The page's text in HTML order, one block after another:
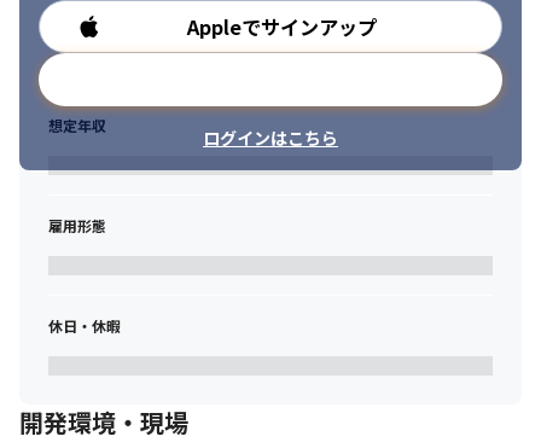
動車を提供しています（※）
・1933年12月の設立以来、「他のやらぬことを、やる」という日
産DNAのもと、高い技術力と品質の高いサービスを提供し続けて
います
■ この仕事の面白み、魅力
・今後さらに需要が高まる、システム/コンポ設計および信頼性保
証に関する業務に関われます
ます
・技術および製品としての取扱領域が広く、部品開発に終わら
ず、次世代の車両を支える電子技術およびシステムを総合的に開
・電子の視点からクルマ一台の全てに広く関われる業務であり、
自己のスキル、経験を活かし、自ら主体的に業務を進めて行くこ
・アメリカや欧州、中国等、海外の日産開発拠点での業務経験を
積めます
・異なる文化や意見を受け入れながら、積極的にコミュニケーシ
ョンを図れる方
・相手の理解度を計り、共通認識になるまで論議を進めることが
できる方
Appleでサインアップ
ログインはこちら
勤務時間
想定年収
雇用形態
休日・休暇
開発環境・現場